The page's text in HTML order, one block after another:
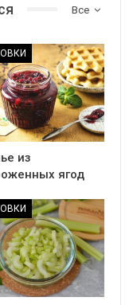
Все
из
ягод